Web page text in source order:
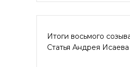
Итоги восьмого
Статья Андрея Исаева